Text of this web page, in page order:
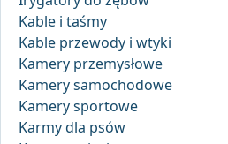
Kable i taśmy
Kable przewody i wtyki
Kamery przemysłowe
Kamery samochodowe
Kamery sportowe
Karmy dla psów